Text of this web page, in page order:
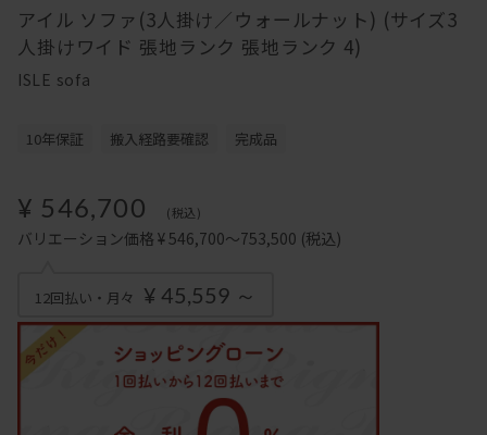
アイル ソファ(3人掛け／ウォールナット) (サイズ3
人掛けワイド 張地ランク 張地ランク 4)
ISLE sofa
10年保証 搬入経路要確認 完成品
¥ 546,700 (税込)
バリエーション価格 ¥ 546,700～753,500 (税込)
12回払い・月々 ¥ 45,559 ～